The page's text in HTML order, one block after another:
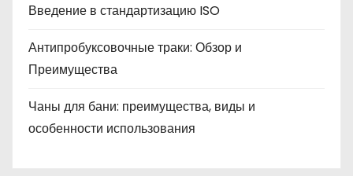
Введение в стандартизацию ISO
Антипробуксовочные траки: Обзор и
Преимущества
Чаны для бани: преимущества, виды и
особенности использования